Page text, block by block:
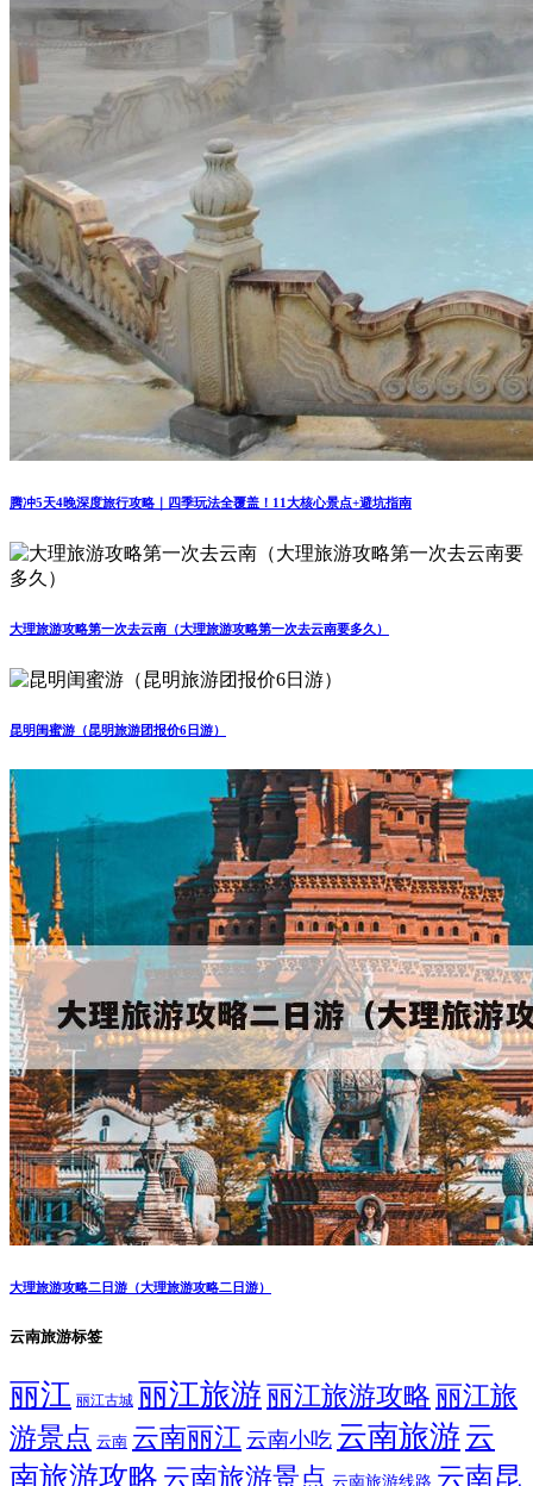
腾冲5天4晚深度旅行攻略｜四季玩法全覆盖！11大核心景点+避坑指南
大理旅游攻略第一次去云南（大理旅游攻略第一次去云南要多久）
昆明闺蜜游（昆明旅游团报价6日游）
大理旅游攻略二日游（大理旅游攻略二日游）
云南旅游标签
丽江 丽江古城 丽江旅游 丽江旅游攻略 丽江旅
游景点 云南 云南丽江 云南小吃 云南旅游 云
南旅游攻略 云南旅游景点 云南旅游线路 云南昆